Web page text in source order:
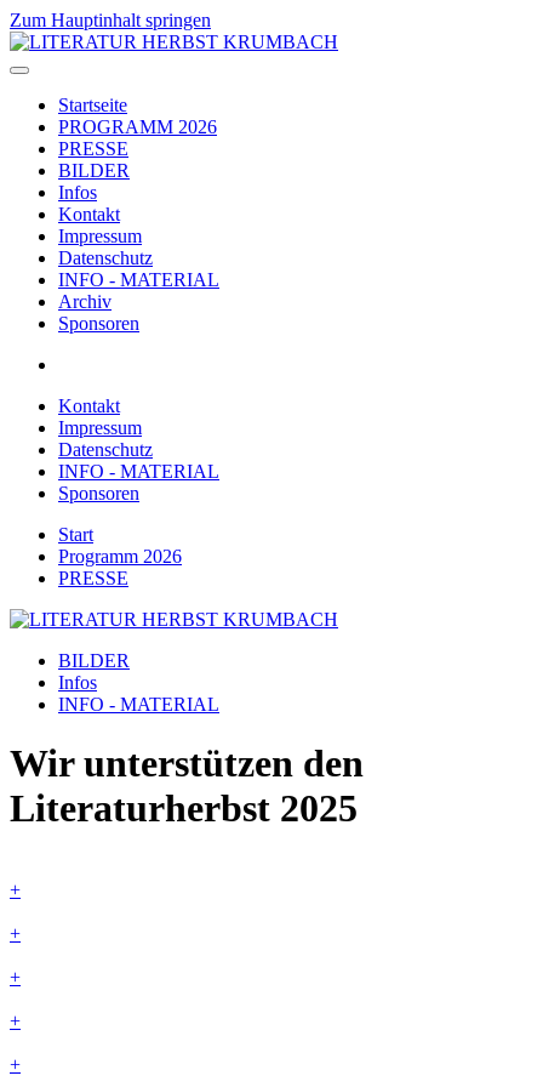
Zum Hauptinhalt springen
Startseite
PROGRAMM 2026
PRESSE
BILDER
Infos
Kontakt
Impressum
Datenschutz
INFO - MATERIAL
Archiv
Sponsoren
Kontakt
Impressum
Datenschutz
INFO - MATERIAL
Sponsoren
Start
Programm 2026
PRESSE
BILDER
Infos
INFO - MATERIAL
Wir unterstützen den
Literaturherbst 2025
+
+
+
+
+